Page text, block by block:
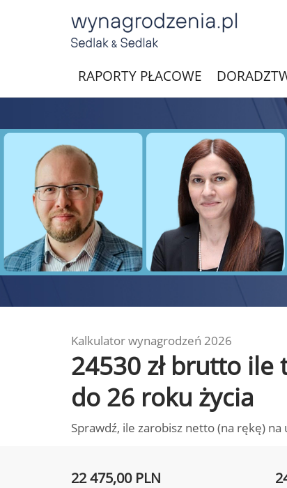
RAPORTY PŁACOWE
Kalkulator wynagrodzeń 2026
24530 zł brutto
do 26 roku życia
Sprawdź, ile zarobisz netto (na rękę)
22 475,00 PLN